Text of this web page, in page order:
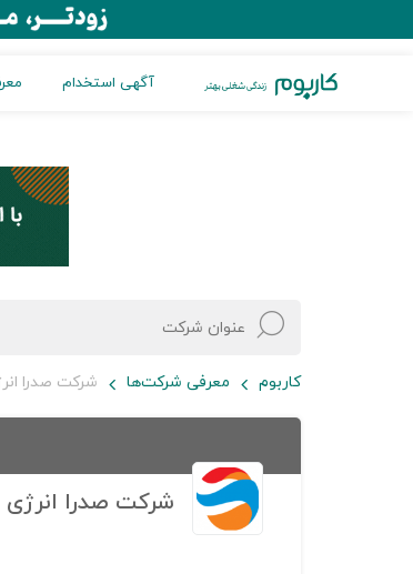
آگهی استخدام
کاربوم معرفی شرکت‌ها شرکت صدرا
شرکت صدرا انرژی